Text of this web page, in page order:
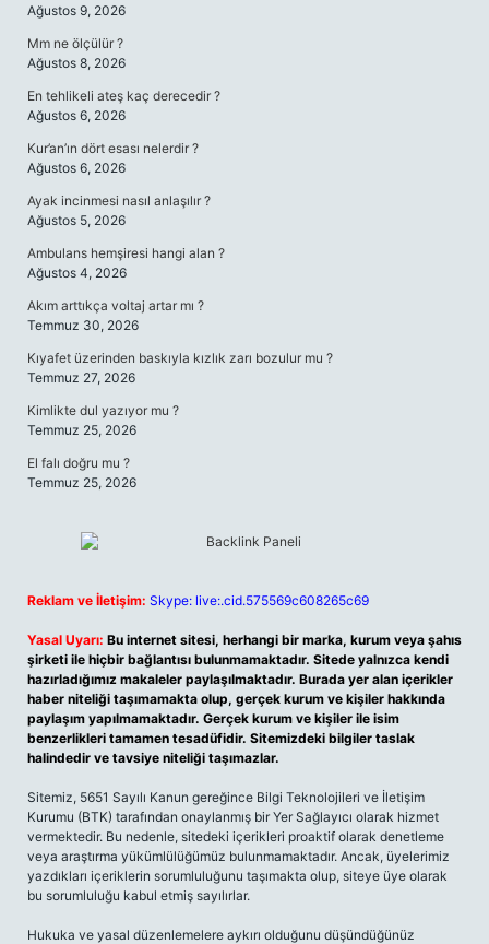
Ağustos 9, 2026
Mm ne ölçülür ?
Ağustos 8, 2026
En tehlikeli ateş kaç derecedir ?
Ağustos 6, 2026
Kur’an’ın dört esası nelerdir ?
Ağustos 6, 2026
Ayak incinmesi nasıl anlaşılır ?
Ağustos 5, 2026
Ambulans hemşiresi hangi alan ?
Ağustos 4, 2026
Akım arttıkça voltaj artar mı ?
Temmuz 30, 2026
Kıyafet üzerinden baskıyla kızlık zarı bozulur mu ?
Temmuz 27, 2026
Kimlikte dul yazıyor mu ?
Temmuz 25, 2026
El falı doğru mu ?
Temmuz 25, 2026
Reklam ve İletişim: Skype: live:.cid.575569c608265c69
Yasal Uyarı: Bu internet sitesi, herhangi bir marka, kurum veya şahıs
şirketi ile hiçbir bağlantısı bulunmamaktadır. Sitede yalnızca kendi
hazırladığımız makaleler paylaşılmaktadır. Burada yer alan içerikler
haber niteliği taşımamakta olup, gerçek kurum ve kişiler hakkında
paylaşım yapılmamaktadır. Gerçek kurum ve kişiler ile isim
benzerlikleri tamamen tesadüfidir. Sitemizdeki bilgiler taslak
halindedir ve tavsiye niteliği taşımazlar.
Sitemiz, 5651 Sayılı Kanun gereğince Bilgi Teknolojileri ve İletişim
Kurumu (BTK) tarafından onaylanmış bir Yer Sağlayıcı olarak hizmet
vermektedir. Bu nedenle, sitedeki içerikleri proaktif olarak denetleme
veya araştırma yükümlülüğümüz bulunmamaktadır. Ancak, üyelerimiz
yazdıkları içeriklerin sorumluluğunu taşımakta olup, siteye üye olarak
bu sorumluluğu kabul etmiş sayılırlar.
Hukuka ve yasal düzenlemelere aykırı olduğunu düşündüğünüz